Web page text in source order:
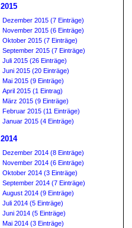
2015
Dezember 2015 (7 Einträge)
November 2015 (6 Einträge)
Oktober 2015 (7 Einträge)
September 2015 (7 Einträge)
Juli 2015 (26 Einträge)
Juni 2015 (20 Einträge)
Mai 2015 (9 Einträge)
April 2015 (1 Eintrag)
März 2015 (9 Einträge)
Februar 2015 (11 Einträge)
Januar 2015 (4 Einträge)
2014
Dezember 2014 (8 Einträge)
November 2014 (6 Einträge)
Oktober 2014 (3 Einträge)
September 2014 (7 Einträge)
August 2014 (9 Einträge)
Juli 2014 (5 Einträge)
Juni 2014 (5 Einträge)
Mai 2014 (3 Einträge)